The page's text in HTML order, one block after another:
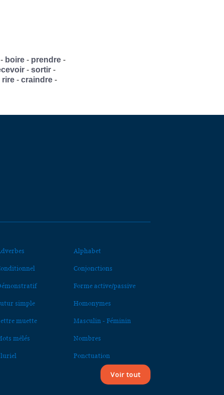
boire- prendre-
- sortir-
rire- craindre-
Alphabet
Conjonctions
Forme active/passive
simple Homonymes
muette Masculin - Féminin
mêlés Nombres
Ponctuation
Voir tout